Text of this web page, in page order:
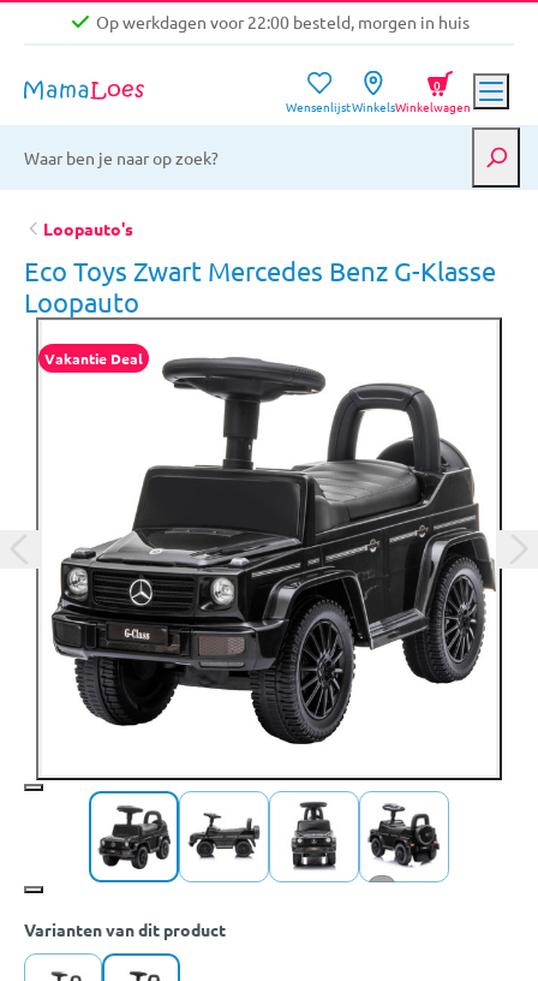
Op werkdagen voor 22:00 besteld, morgen in huis
Gratis verzending vanaf €39,-
Op werkdagen voor 22:00 besteld, morgen in huis
WensenlijstWinkelsWinkelwagen
0
Loopauto's
Eco Toys Zwart Mercedes Benz G-Klasse
Loopauto
Vakantie Deal
+9
Varianten van dit product